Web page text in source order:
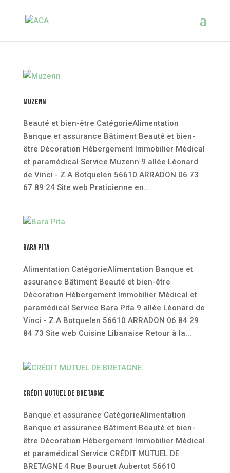
Muzenn
Beauté et bien-être CatégorieAlimentation
Banque et assurance Bâtiment Beauté et bien-
être Décoration Hébergement Immobilier Médical
et paramédical Service Muzenn 9 allée Léonard
de Vinci - Z.A Botquelen 56610 ARRADON 06 73
67 89 24 Site web Praticienne en...
Bara Pita
Alimentation CatégorieAlimentation Banque et
assurance Bâtiment Beauté et bien-être
Décoration Hébergement Immobilier Médical et
paramédical Service Bara Pita 9 allée Léonard de
Vinci - Z.A Botquelen 56610 ARRADON 06 84 29
84 73 Site web Cuisine Libanaise Retour à la...
CRÉDIT MUTUEL DE BRETAGNE
Banque et assurance CatégorieAlimentation
Banque et assurance Bâtiment Beauté et bien-
être Décoration Hébergement Immobilier Médical
et paramédical Service CRÉDIT MUTUEL DE
BRETAGNE 4 Rue Bouruet Aubertot 56610